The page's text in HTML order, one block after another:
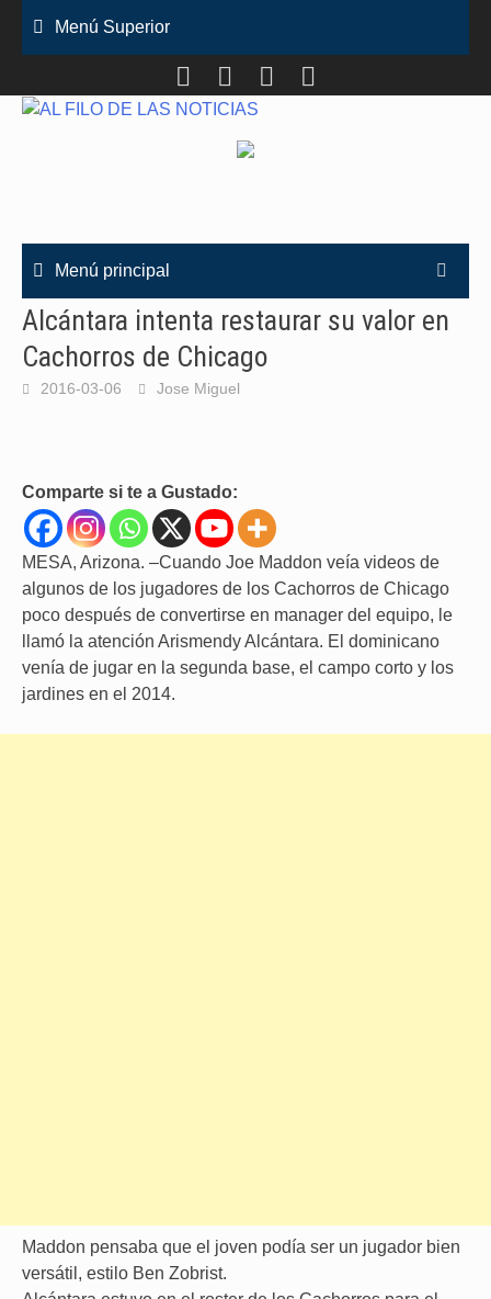
Menú Superior
Menú principal
Alcántara intenta restaurar su valor en
Cachorros de Chicago
2016-03-06 Jose Miguel
Comparte si te a Gustado:
MESA, Arizona. –Cuando Joe Maddon veía videos de
algunos de los jugadores de los Cachorros de Chicago
poco después de convertirse en manager del equipo, le
llamó la atención Arismendy Alcántara. El dominicano
venía de jugar en la segunda base, el campo corto y los
jardines en el 2014.
Maddon pensaba que el joven podía ser un jugador bien
versátil, estilo Ben Zobrist.